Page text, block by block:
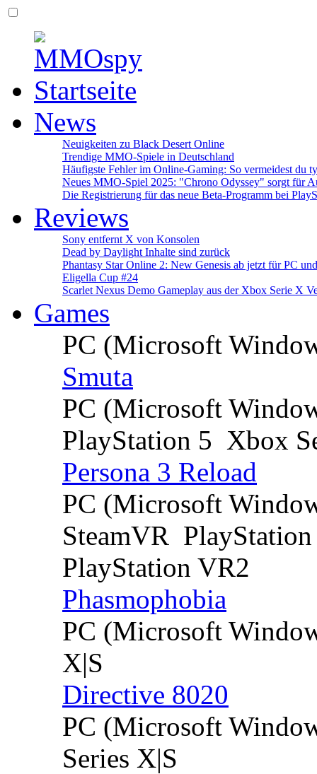
News
Neuigkeiten zu Black Desert Online
Trendige MMO-Spiele in Deutschland
Häufigste Fehler im Online-Gaming: So vermeidest du
Neues MMO-Spiel 2025: "Chrono Odyssey" sorgt für
Die Registrierung für das neue Beta-Programm bei
Reviews
Sony entfernt X von Konsolen
Dead by Daylight Inhalte sind zurück
Phantasy Star Online 2: New Genesis ab jetzt für PC
Eligella Cup #24
Scarlet Nexus Demo Gameplay aus der Xbox Serie X
Games
PC (Microsoft
Smuta
PC (Microsoft
PlayStation 5 Xbox
Persona 3 Reload
PC (Microsoft
SteamVR
PlayStation VR2
Phasmophobia
PC (Microsoft
X|S
Directive 8020
PC (Microsoft
Series X|S